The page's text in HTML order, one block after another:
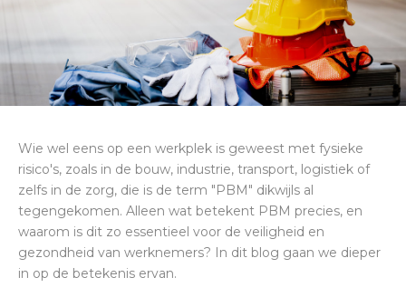
Wie wel eens op een werkplek is geweest met fysieke
risico's, zoals in de bouw, industrie, transport, logistiek of
zelfs in de zorg, die is de term "PBM" dikwijls al
tegengekomen. Alleen wat betekent PBM precies, en
waarom is dit zo essentieel voor de veiligheid en
gezondheid van werknemers? In dit blog gaan we dieper
in op de betekenis ervan.